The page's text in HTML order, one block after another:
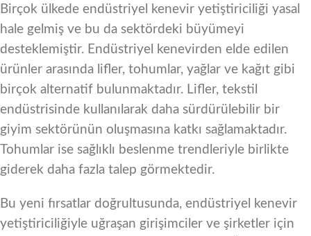
Birçok ülkede endüstriyel kenevir yetiştiriciliği yasal
hale gelmiş ve bu da sektördeki büyümeyi
desteklemiştir. Endüstriyel kenevirden elde edilen
ürünler arasında lifler, tohumlar, yağlar ve kağıt gibi
birçok alternatif bulunmaktadır. Lifler, tekstil
endüstrisinde kullanılarak daha sürdürülebilir bir
giyim sektörünün oluşmasına katkı sağlamaktadır.
Tohumlar ise sağlıklı beslenme trendleriyle birlikte
giderek daha fazla talep görmektedir.
Bu yeni fırsatlar doğrultusunda, endüstriyel kenevir
yetiştiriciliğiyle uğraşan girişimciler ve şirketler için